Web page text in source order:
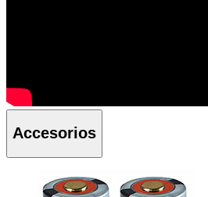
Accesorios